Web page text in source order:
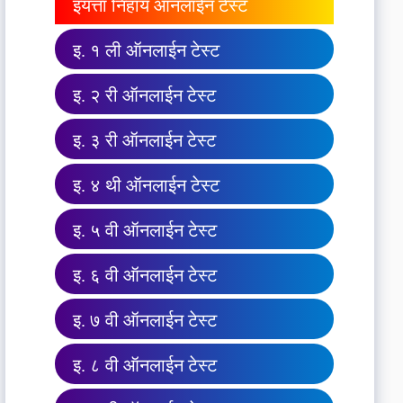
इयत्ता निहाय ऑनलाईन टेस्ट
इ. १ ली ऑनलाईन टेस्ट
इ. २ री ऑनलाईन टेस्ट
इ. ३ री ऑनलाईन टेस्ट
इ. ४ थी ऑनलाईन टेस्ट
इ. ५ वी ऑनलाईन टेस्ट
इ. ६ वी ऑनलाईन टेस्ट
इ. ७ वी ऑनलाईन टेस्ट
इ. ८ वी ऑनलाईन टेस्ट